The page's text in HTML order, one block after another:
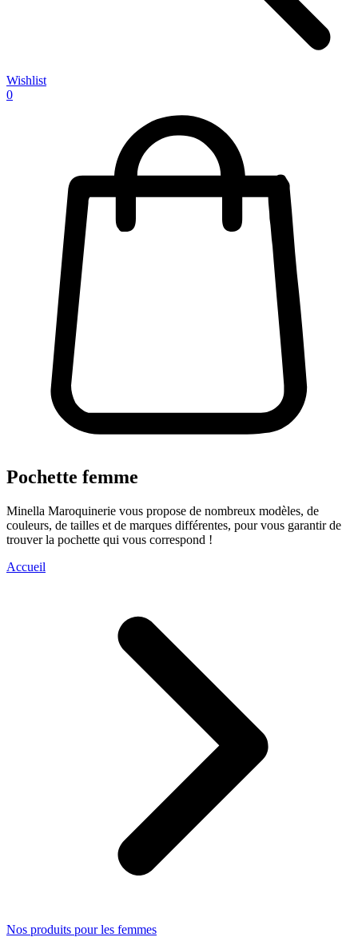
Wishlist
0
Pochette femme
Minella Maroquinerie vous propose de nombreux modèles, de
couleurs, de tailles et de marques différentes, pour vous garantir de
trouver la pochette qui vous correspond !
Accueil
Nos produits pour les femmes